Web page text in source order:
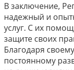
В заключение,
надежный и
услуг. С их
защите своих
Благодаря
постоянному